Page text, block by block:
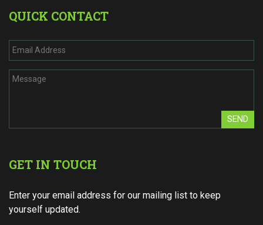
QUICK CONTACT
SEND
GET IN TOUCH
Enter your email address for our mailing list to keep
yourself updated.